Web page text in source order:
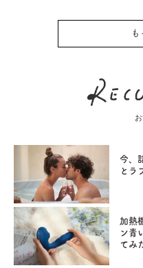
も
今、
とラ
加熱
ン青
てみ